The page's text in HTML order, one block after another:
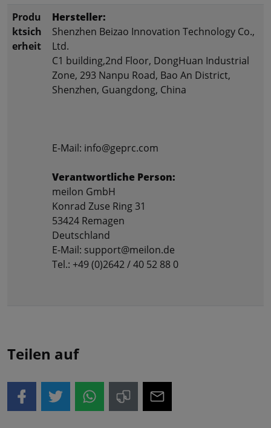
Produ
ktsich
erheit
Hersteller:
Shenzhen Beizao Innovation Technology Co.,
Ltd.
C1 building,2nd Floor, DongHuan Industrial
Zone, 293 Nanpu Road, Bao An District,
Shenzhen, Guangdong, China
E-Mail: info@geprc.com
Verantwortliche Person:
meilon GmbH
Konrad Zuse Ring 31
53424 Remagen
Deutschland
E-Mail: support@meilon.de
Tel.: +49 (0)2642 / 40 52 88 0
Teilen auf